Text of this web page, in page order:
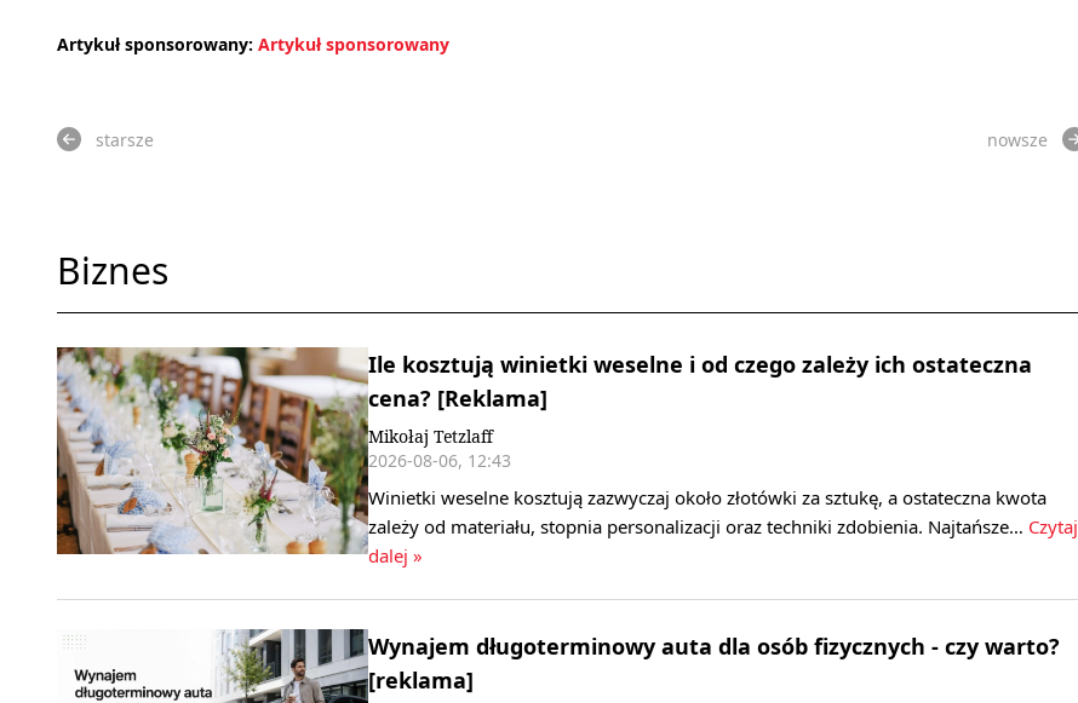
Artykuł sponsorowany: Artykuł sponsorowany
starsze nowsze
Biznes
Ile kosztują winietki weselne i od czego zależy ich ostateczna
cena? [Reklama]
Mikołaj Tetzlaff
2026-08-06, 12:43
Winietki weselne kosztują zazwyczaj około złotówki za sztukę, a ostateczna kwota
zależy od materiału, stopnia personalizacji oraz techniki zdobienia. Najtańsze… Czytaj
dalej »
Wynajem długoterminowy auta dla osób fizycznych - czy warto?
[reklama]